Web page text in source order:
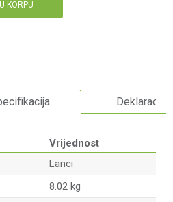
KORPU
Deklaracija
Vrijednost
Lanci
8.02 kg